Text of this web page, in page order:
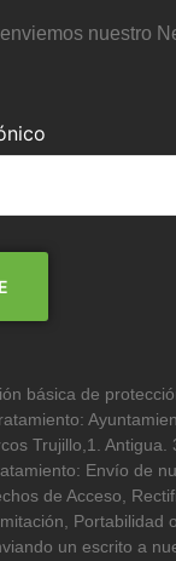
nuestro
básica de
Trujillo,1. Antigua.
Envío de
de Acceso,
Portabilidad
un escrito a